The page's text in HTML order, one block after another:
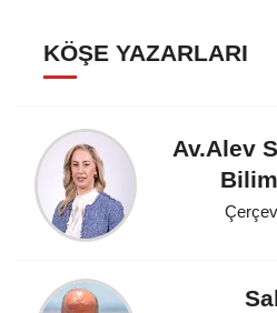
KÖŞE YAZARLARI
Av.Alev